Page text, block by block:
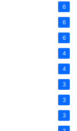
6
6
6
4
4
3
3
3